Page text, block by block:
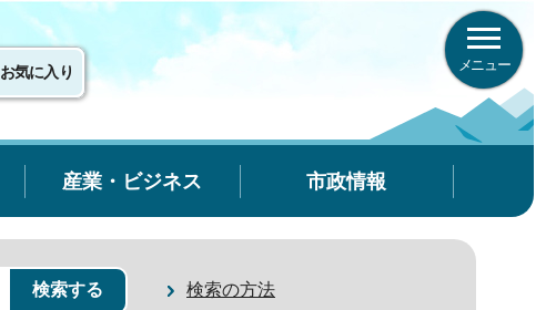
お気に入り メニュー
産業・ビジネス 市政情報
検索の方法